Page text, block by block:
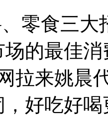
零食三大
的最佳
拉来姚晨
好吃好